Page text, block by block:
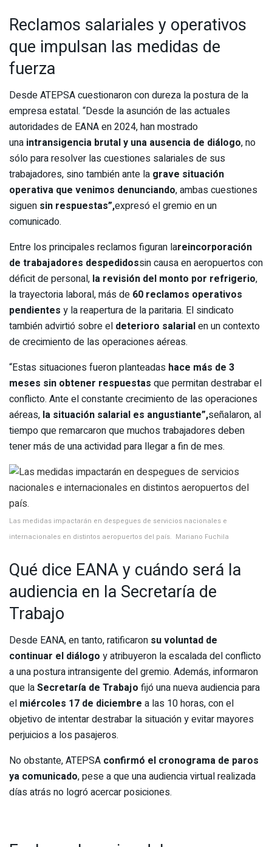
Reclamos salariales y operativos
que impulsan las medidas de
fuerza
Desde ATEPSA cuestionaron con dureza la postura de la
empresa estatal. “Desde la asunción de las actuales
autoridades de EANA en 2024, han mostrado
una intransigencia brutal y una ausencia de diálogo, no
sólo para resolver las cuestiones salariales de sus
trabajadores, sino también ante la grave situación
operativa que venimos denunciando, ambas cuestiones
siguen sin respuestas”,expresó el gremio en un
comunicado.
Entre los principales reclamos figuran lareincorporación
de trabajadores despedidossin causa en aeropuertos con
déficit de personal, la revisión del monto por refrigerio,
la trayectoria laboral, más de 60 reclamos operativos
pendientes y la reapertura de la paritaria. El sindicato
también advirtió sobre el deterioro salarialen un contexto
de crecimiento de las operaciones aéreas.
“Estas situaciones fueron planteadas hace más de 3
meses sin obtener respuestas que permitan destrabar el
conflicto. Ante el constante crecimiento de las operaciones
aéreas, la situación salarial es angustiante”,señalaron, al
tiempo que remarcaron que muchos trabajadores deben
tener más de una actividad para llegar a fin de mes.
Las medidas impactarán en despegues de servicios nacionales e
internacionales en distintos aeropuertos del país. Mariano Fuchila
Qué dice EANA y cuándo será la
audiencia en la Secretaría de
Trabajo
Desde EANA, en tanto, ratificaron su voluntad de
continuar el diálogo y atribuyeron la escalada del conflicto
a una postura intransigente del gremio. Además, informaron
que laSecretaría de Trabajo fijó una nueva audiencia para
el miércoles 17 de diciembre a las 10 horas, con el
objetivo de intentar destrabar la situación y evitar mayores
perjuicios a los pasajeros.
No obstante, ATEPSA confirmó el cronograma de paros
ya comunicado, pese a que una audiencia virtual realizada
días atrás no logró acercar posiciones.